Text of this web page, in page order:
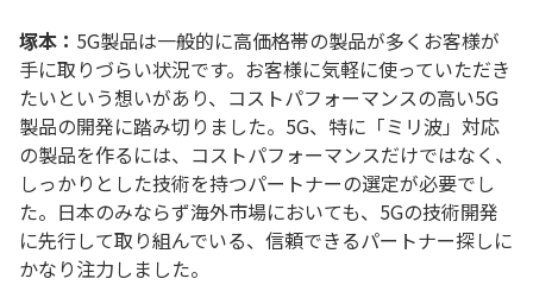
塚本： 5G製品は一般的に高価格帯の製品が多くお客様が
手に取りづらい状況です。お客様に気軽に使っていただき
たいという想いがあり、コストパフォーマンスの高い5G
製品の開発に踏み切りました。5G、特に「ミリ波」対応
の製品を作るには、コストパフォーマンスだけではなく、
しっかりとした技術を持つパートナーの選定が必要でし
た。日本のみならず海外市場においても、5Gの技術開発
に先行して取り組んでいる、信頼できるパートナー探しに
かなり注力しました。